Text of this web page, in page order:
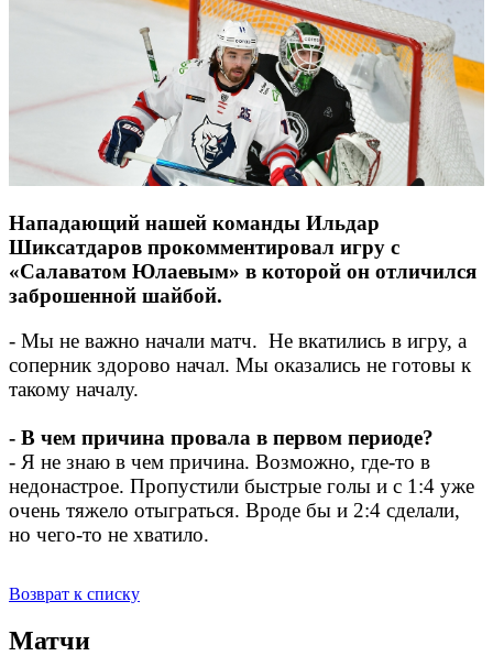
Нападающий нашей команды Ильдар
Шиксатдаров прокомментировал игру с
«Салаватом Юлаевым» в которой он отличился
заброшенной шайбой.
- Мы не важно начали матч. Не вкатились в игру, а
соперник здорово начал. Мы оказались не готовы к
такому началу.
- В чем причина провала в первом периоде?
- Я не знаю в чем причина. Возможно, где-то в
недонастрое. Пропустили быстрые голы и с 1:4 уже
очень тяжело отыграться. Вроде бы и 2:4 сделали,
но чего-то не хватило.
Возврат к списку
Матчи